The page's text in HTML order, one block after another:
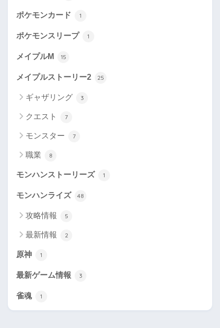
ポケモンカード 1
ポケモンスリープ 1
メイプルM 15
メイプルストーリー2 25
ギャザリング 3
クエスト 7
モンスター 7
職業 8
モンハンストーリーズ 1
モンハンライズ 48
攻略情報 5
最新情報 2
原神 1
最新ゲーム情報 3
雀魂 1